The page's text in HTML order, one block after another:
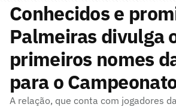
Conhecidos e
Palmeiras divulga
primeiros nomes
para o
A relação, que conta com jogadores